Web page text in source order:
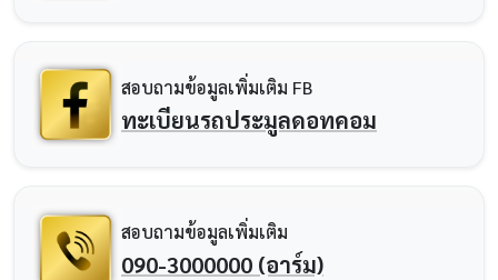
สอบถามข้อมูลเพิ่มเติม FB
ทะเบียนรถประมูลดอทคอม
สอบถามข้อมูลเพิ่มเติม
090-3000000 (อาร์ม)